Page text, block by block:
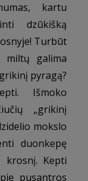
kartu
dzūkišką
Turbūt
miltų galima
pyragą?
Išmoko
„grikinį
mokslo
duonkepę
Kepti
pusantros